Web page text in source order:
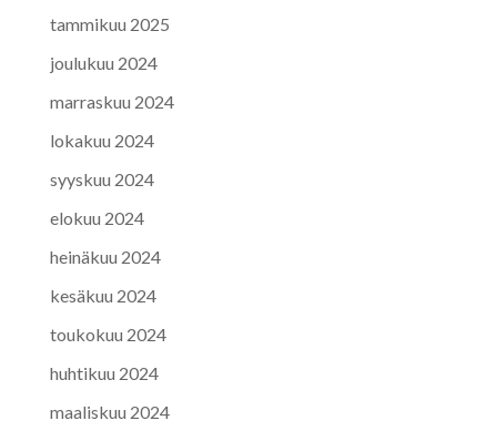
tammikuu 2025
joulukuu 2024
marraskuu 2024
lokakuu 2024
syyskuu 2024
elokuu 2024
heinäkuu 2024
kesäkuu 2024
toukokuu 2024
huhtikuu 2024
maaliskuu 2024